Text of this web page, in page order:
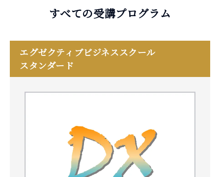
すべての受講プログラム
エグゼクティブビジネススクール
スタンダード